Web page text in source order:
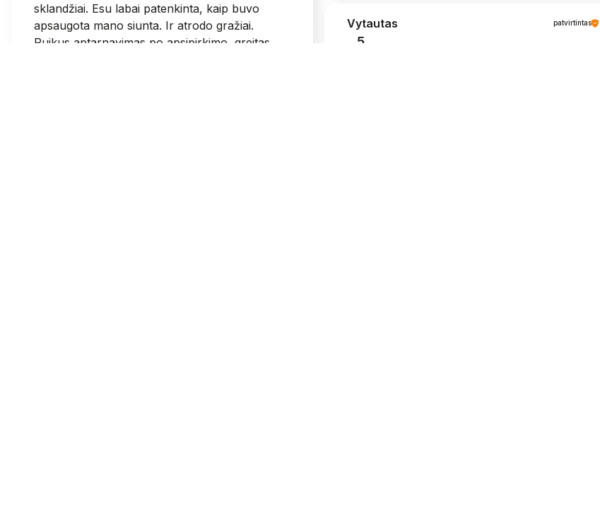
sklandžiai. Esu labai patenkinta, kaip buvo
apsaugota mano siunta. Ir atrodo gražiai.
Puikus aptarnavimas po apsipirkimo, greitas
Vytautas patvirtintas
5